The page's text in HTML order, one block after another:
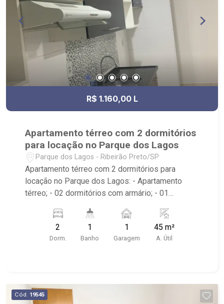
R$ 1.160,00 L
Apartamento térreo com 2 dormitórios
para locação no Parque dos Lagos
Parque dos Lagos - Ribeirão Preto/SP
Apartamento térreo com 2 dormitórios para
locação no Parque dos Lagos: - Apartamento
térreo; - 02 dormitórios com armário; - 01
coberta de garagem; - Cozinha planejada; -
Condomínio com portaria 24horas, salão de
festas, churrasqueira, mercadinho, espaço
2
Dorm.
1
Banho
1
Garagem
45 m²
A. Útil
Cód. 19545